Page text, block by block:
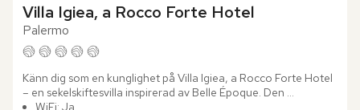
Villa Igiea, a Rocco Forte Hotel
Palermo
Känn dig som en kunglighet på Villa Igiea, a Rocco Forte Hotel
– en sekelskiftesvilla inspirerad av Belle Époque. Den
majestätiska byggnaden uppfördes av den inflytelserika...
WiFi: Ja